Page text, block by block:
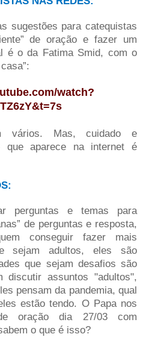
sugestões para catequistas
de oração e fazer um
é o da Fatima Smid, com o
:
watch?
vários. Mas, cuidado e
que aparece na internet é
perguntas e temas para
de perguntas e resposta,
conseguir fazer mais
sejam adultos, eles são
que sejam desafios são
discutir assuntos "adultos",
pensam da pandemia, qual
estão tendo. O Papa nos
oração dia 27/03 com
o que é isso?